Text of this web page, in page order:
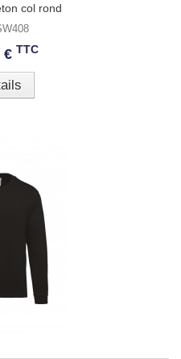
col rond
€ TTC